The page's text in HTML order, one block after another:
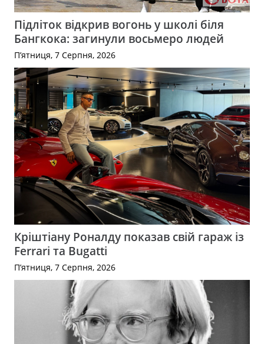
Підліток відкрив вогонь у школі біля
Бангкока: загинули восьмеро людей
П’ятниця, 7 Серпня, 2026
Кріштіану Роналду показав свій гараж із
Ferrari та Bugatti
П’ятниця, 7 Серпня, 2026